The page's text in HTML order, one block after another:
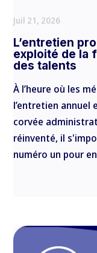
L’entretien
exploité de la
des talents
Juil 21, 2026
À l’heure où les
l’entretien annuel
corvée
réinventé, il
numéro un pour